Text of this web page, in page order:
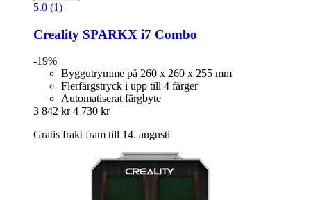
5.0 (1)
Creality SPARKX i7 Combo
-19%
Byggutrymme på 260 x 260 x 255 mm
Flerfärgstryck i upp till 4 färger
Automatiserat färgbyte
3 842 kr 4 730 kr
Gratis frakt fram till 14. augusti